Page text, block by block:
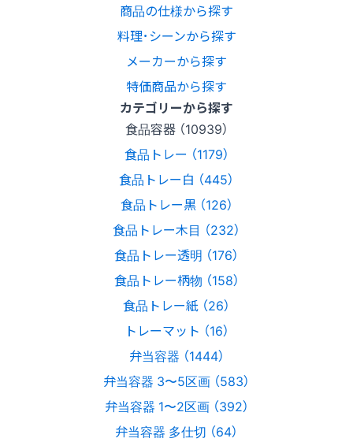
商品の仕様から探す
料理･シーンから探す
メーカーから探す
特価商品から探す
カテゴリーから探す
食品容器 （10939）
食品トレー （1179）
食品トレー白 （445）
食品トレー黒 （126）
食品トレー木目 （232）
食品トレー透明 （176）
食品トレー柄物 （158）
食品トレー紙 （26）
トレーマット （16）
弁当容器 （1444）
弁当容器 3〜5区画 （583）
弁当容器 1〜2区画 （392）
弁当容器 多仕切 （64）